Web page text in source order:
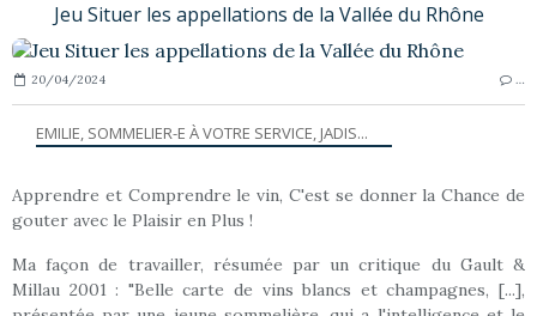
Jeu Situer les appellations de la Vallée du Rhône
20/04/2024 …
EMILIE, SOMMELIER-E À VOTRE SERVICE, JADIS...
Apprendre et Comprendre le vin, C'est se donner la Chance de
gouter avec le Plaisir en Plus !
Ma façon de travailler, résumée par un critique du Gault &
Millau 2001 : "Belle carte de vins blancs et champagnes, [...],